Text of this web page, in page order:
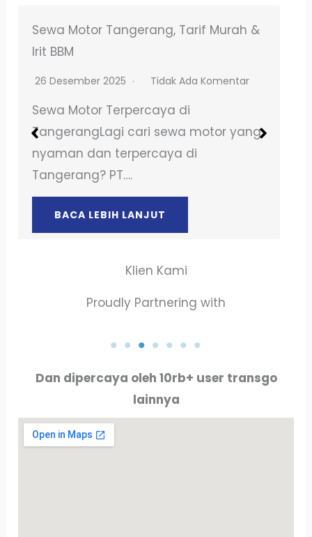
Layanan 24 Jam: Sewa Motor
Terpercaya Tangerang
26 Desember 2025 Tidak Ada Komentar
Sewa Motor Terpercaya di
TangerangLagi cari sewa motor yang
nyaman dan terpercaya di
Tangerang? PT….
BACA LEBIH LANJUT
Klien Kami
Proudly Partnering with
Dan dipercaya oleh 10rb+ user transgo
lainnya